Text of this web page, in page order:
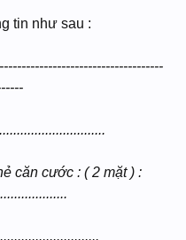
tin như sau :
căn cước : ( 2 mặt ) :